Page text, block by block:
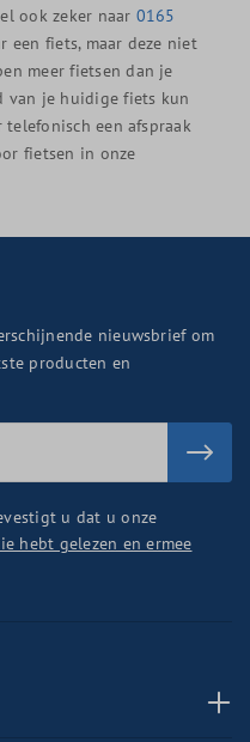
ook zeker naar 0165
een fiets, maar deze niet
meer fietsen dan je
van je huidige fiets kun
een afspraak
fietsen in onze
nieuwsbrief om
producten en
u dat u onze
hebt gelezen en ermee